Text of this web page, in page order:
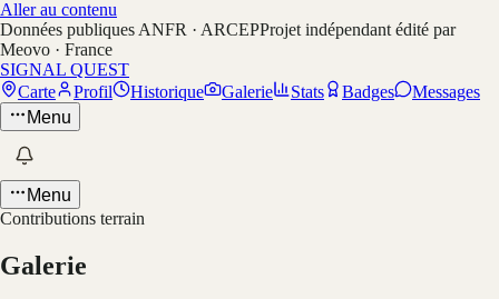
Aller au contenu
Données publiques ANFR · ARCEPProjet indépendant édité par
Meovo · France
SIGNAL QUEST
Carte
Profil Historique Galerie Stats Badges
Messages
Menu
Menu
Contributions terrain
Galerie